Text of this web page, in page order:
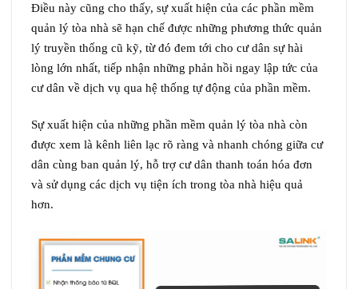
Điều này cũng cho thấy, sự xuất hiện của các phần mềm
quản lý tòa nhà sẽ hạn chế được những phương thức quản
lý truyền thống cũ kỹ, từ đó đem tới cho cư dân sự hài
lòng lớn nhất, tiếp nhận những phản hồi ngay lập tức của
cư dân về dịch vụ qua hệ thống tự động của phần mềm.
Sự xuất hiện của những phần mềm quản lý tòa nhà còn
được xem là kênh liên lạc rõ ràng và nhanh chóng giữa cư
dân cùng ban quản lý, hỗ trợ cư dân thanh toán hóa đơn
và sử dụng các dịch vụ tiện ích trong tòa nhà hiệu quả
hơn.